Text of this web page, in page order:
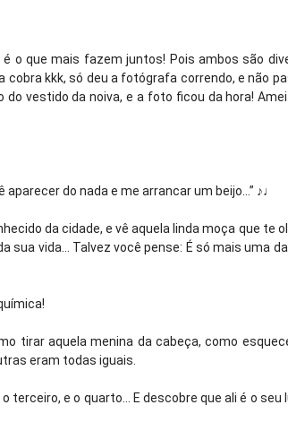
o que mais fazem juntos! Pois ambos são
kkk, só deu a fotógrafa correndo, e não
do vestido da noiva, e a foto ficou da hora!
do nada e me arrancar um beijo...” ♪♩
da cidade, e vê aquela linda moça que te
vida... Talvez você pense: É só mais uma
tirar aquela menina da cabeça, como
eram todas iguais.
e o quarto... E descobre que ali é o seu